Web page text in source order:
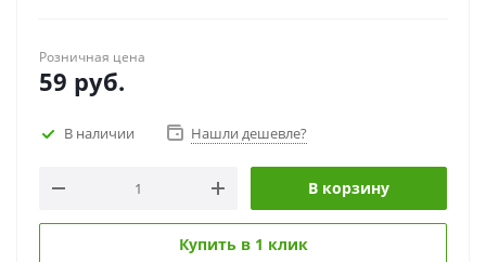
Розничная цена
59 руб.
В наличии Нашли дешевле?
В корзину
Купить в 1 клик